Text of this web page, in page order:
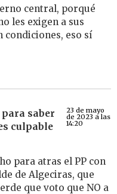
central, porqué
les exigen a sus
condiciones, eso sí
saber
culpable
23 de mayo
de 2023 a las
14:20
para atras el PP con
de Algeciras, que
que voto que NO a